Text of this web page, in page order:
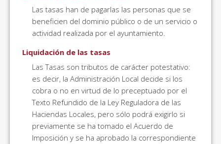
Las tasas han de pagarlas las personas que se
beneficien del dominio público o de un servicio o
actividad realizada por el ayuntamiento.
Liquidación de las tasas
Las Tasas son tributos de carácter potestativo:
es decir, la Administración Local decide si los
cobra o no en virtud de lo preceptuado por el
Texto Refundido de la Ley Reguladora de las
Haciendas Locales, pero sólo podrá exigirlo si
previamente se ha tomado el Acuerdo de
Imposición y se ha aprobado la correspondiente